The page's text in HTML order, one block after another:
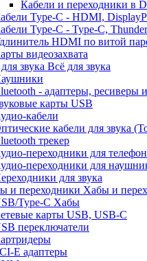
Кабели и переходники в
Type-C - HDMI,
Type-C - Type-C,
HDMI по витой
видеозахвата
Всё для звука
- адаптеры, ресиверы
карты USB
кабели
кабели для звука
трекер
переходники для
переходники для
для звука
Хабы и
Type-C Хабы
карты USB, USB-C
переключатели
E адаптеры